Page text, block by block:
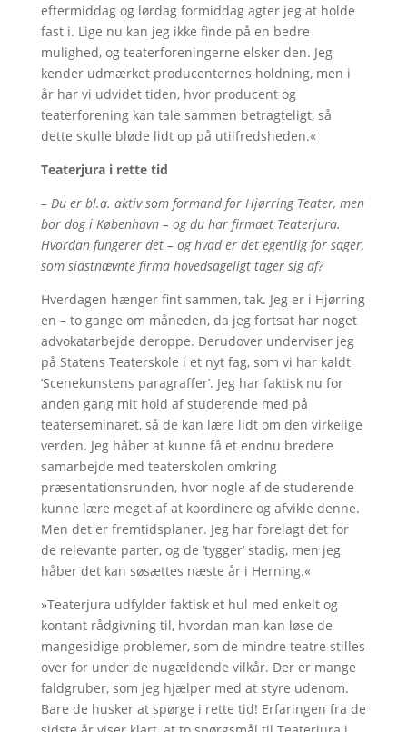
eftermiddag og lørdag formiddag agter jeg at holde
fast i. Lige nu kan jeg ikke finde på en bedre
mulighed, og teaterforeningerne elsker den. Jeg
kender udmærket producenternes holdning, men i
år har vi udvidet tiden, hvor producent og
teaterforening kan tale sammen betragteligt, så
dette skulle bløde lidt op på utilfredsheden.«
Teaterjura i rette tid
– Du er bl.a. aktiv som formand for Hjørring Teater, men
bor dog i København – og du har firmaet Teaterjura.
Hvordan fungerer det – og hvad er det egentlig for sager,
som sidstnævnte firma hovedsageligt tager sig af?
Hverdagen hænger fint sammen, tak. Jeg er i Hjørring
en – to gange om måneden, da jeg fortsat har noget
advokatarbejde deroppe. Derudover underviser jeg
på Statens Teaterskole i et nyt fag, som vi har kaldt
’Scenekunstens paragraffer’. Jeg har faktisk nu for
anden gang mit hold af studerende med på
teaterseminaret, så de kan lære lidt om den virkelige
verden. Jeg håber at kunne få et endnu bredere
samarbejde med teaterskolen omkring
præsentationsrunden, hvor nogle af de studerende
kunne lære meget af at koordinere og afvikle denne.
Men det er fremtidsplaner. Jeg har forelagt det for
de relevante parter, og de ’tygger’ stadig, men jeg
håber det kan søsættes næste år i Herning.«
»Teaterjura udfylder faktisk et hul med enkelt og
kontant rådgivning til, hvordan man kan løse de
mangesidige problemer, som de mindre teatre stilles
over for under de nugældende vilkår. Der er mange
faldgruber, som jeg hjælper med at styre udenom.
Bare de husker at spørge i rette tid! Erfaringen fra de